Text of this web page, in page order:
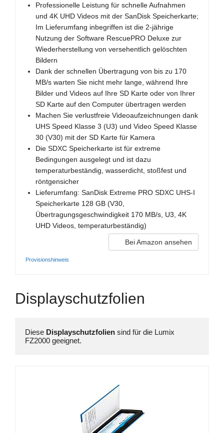
Professionelle Leistung für schnelle Aufnahmen
und 4K UHD Videos mit der SanDisk Speicherkarte;
Im Lieferumfang inbegriffen ist die 2-jährige
Nutzung der Software RescuePRO Deluxe zur
Wiederherstellung von versehentlich gelöschten
Bildern
Dank der schnellen Übertragung von bis zu 170
MB/s warten Sie nicht mehr lange, während Ihre
Bilder und Videos auf Ihre SD Karte oder von Ihrer
SD Karte auf den Computer übertragen werden
Machen Sie verlustfreie Videoaufzeichnungen dank
UHS Speed Klasse 3 (U3) und Video Speed Klasse
30 (V30) mit der SD Karte für Kamera
Die SDXC Speicherkarte ist für extreme
Bedingungen ausgelegt und ist dazu
temperaturbeständig, wasserdicht, stoßfest und
röntgensicher
Lieferumfang: SanDisk Extreme PRO SDXC UHS-I
Speicherkarte 128 GB (V30,
Übertragungsgeschwindigkeit 170 MB/s, U3, 4K
UHD Videos, temperaturbeständig)
Bei Amazon ansehen
Provisionshinweis
Displayschutzfolien
Diese Displayschutzfolien sind für die Lumix
FZ2000 geeignet.